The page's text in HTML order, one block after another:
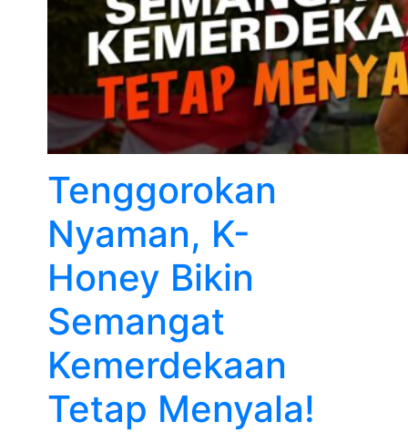
Tenggorokan
Nyaman, K-
Honey Bikin
Semangat
Kemerdekaan
Tetap Menyala!